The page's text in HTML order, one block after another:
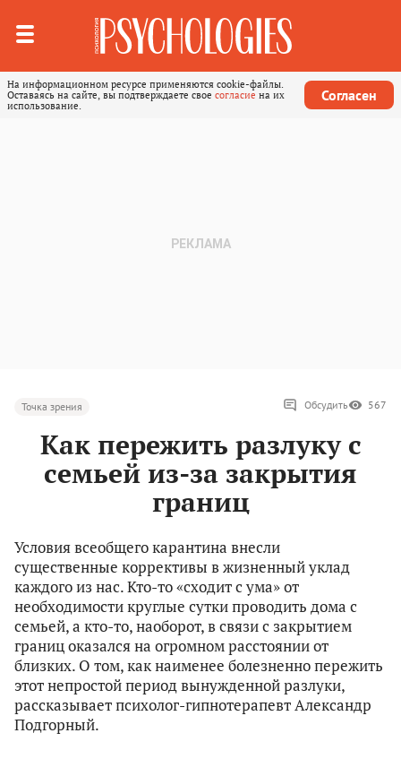
На информационном ресурсе применяются cookie-файлы.
Оставаясь на сайте, вы подтверждаете свое согласие на их
использование.
Согласен
Точка зрения Обсудить 567
Как пережить разлуку с
семьей из-за закрытия
границ
Условия всеобщего карантина внесли
существенные коррективы в жизненный уклад
каждого из нас. Кто-то «сходит с ума» от
необходимости круглые сутки проводить дома с
семьей, а кто-то, наоборот, в связи с закрытием
границ оказался на огромном расстоянии от
близких. О том, как наименее болезненно пережить
этот непростой период вынужденной разлуки,
рассказывает психолог-гипнотерапевт Александр
Подгорный.